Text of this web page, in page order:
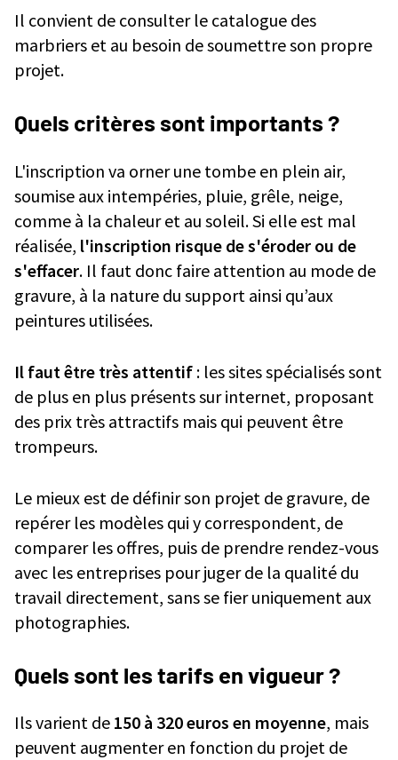
Il convient de consulter le catalogue des
marbriers et au besoin de soumettre son propre
projet.
Quels critères sont importants ?
L'inscription va orner une tombe en plein air,
soumise aux intempéries, pluie, grêle, neige,
comme à la chaleur et au soleil. Si elle est mal
réalisée, l'inscription risque de s'éroder ou de
s'effacer. Il faut donc faire attention au mode de
gravure, à la nature du support ainsi qu’aux
peintures utilisées.
Il faut être très attentif : les sites spécialisés sont
de plus en plus présents sur internet, proposant
des prix très attractifs mais qui peuvent être
trompeurs.
Le mieux est de définir son projet de gravure, de
repérer les modèles qui y correspondent, de
comparer les offres, puis de prendre rendez-vous
avec les entreprises pour juger de la qualité du
travail directement, sans se fier uniquement aux
photographies.
Quels sont les tarifs en vigueur ?
Ils varient de 150 à 320 euros en moyenne, mais
peuvent augmenter en fonction du projet de